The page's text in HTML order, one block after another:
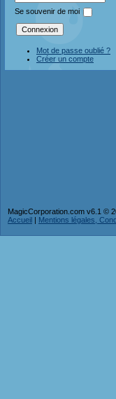
Se souvenir de moi
Mot de passe oublié ?
Créer un compte
MagicCorporation.com v6.1 ©
Accueil | Mentions légales,